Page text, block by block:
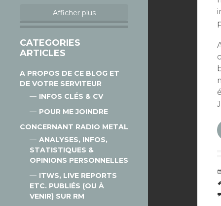
Afficher plus
CATEGORIES
ARTICLES
A PROPOS DE CE BLOG ET
DE VOTRE SERVITEUR
INFOS CLÉS & CV
POUR ME JOINDRE
CONCERNANT RADIO METAL
ANALYSES, INFOS,
STATISTIQUES &
OPINIONS PERSONNELLES
ITWS, LIVE REPORTS
ETC. PUBLIÉS (OU À
VENIR) SUR RM